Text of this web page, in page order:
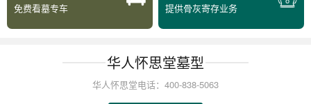
免费看墓专车 提供骨灰寄存业务
华人怀思堂墓型
华人怀思堂电话：400-838-5063